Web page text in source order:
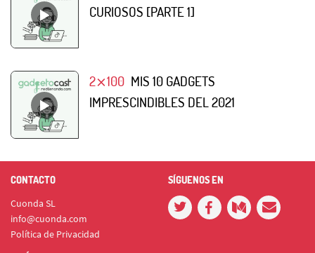
CURIOSOS [PARTE 1]
2⨯100 MIS 10 GADGETS
IMPRESCINDIBLES DEL 2021
CONTACTO
Cuonda SL
info@cuonda.com
Política de Privacidad
SÍGUENOS EN